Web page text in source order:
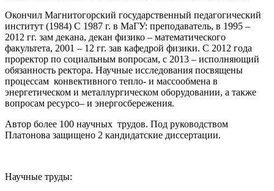
Окончил Магнитогорский государственный педагогический
институт (1984) С 1987 г. в МаГУ: преподаватель, в 1995 –
2012 гг. зам декана, декан физико – математического
факультета, 2001 – 12 гг. зав кафедрой физики. С 2012 года
проректор по социальным вопросам, с 2013 – исполняющий
обязанность ректора. Научные исследования посвящены
процессам конвективного тепло- и массообмена в
энергетическом и металлургическом оборудовании, а также
вопросам ресурсо– и энергосбережения.
Автор более 100 научных трудов. Под руководством
Платонова защищено 2 кандидатские диссертации.
Научные труды: